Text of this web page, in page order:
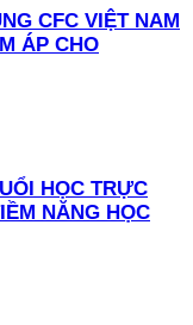
CFC VIỆT NAM
ÁP CHO
HỌC TRỰC
NĂNG HỌC